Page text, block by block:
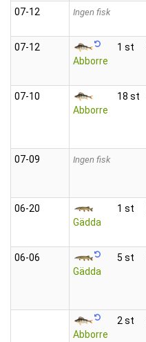
07‑12 Ingen fisk
07‑12
Abborre
1 st
07‑10
Abborre
18 st
07‑09 Ingen fisk
06‑20
Gädda
1 st
06‑06
Gädda
5 st
Abborre
2 st